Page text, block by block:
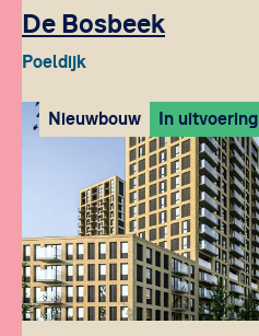
De Bosbeek
Poeldijk
Nieuwbouw In uitvoering